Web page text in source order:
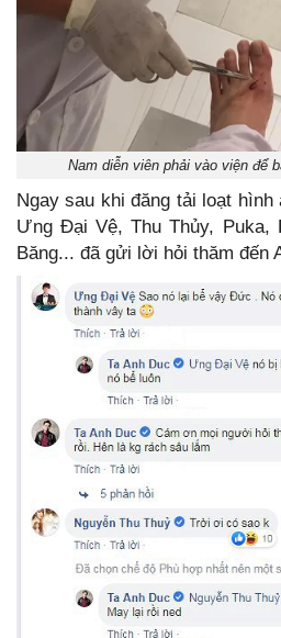
Nam diễn viên phải vào viện để
Ngay sau khi đăng tải loạt
Ưng Đại Vệ, Thu Thủy, Puka,
Băng... đã gửi lời hỏi thăm đến